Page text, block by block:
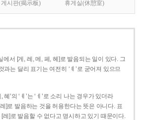
게시판(揭示板) 휴게실(休憩室)
에서 [게, 레, 메, 페, 헤]로 발음되는 일이 있다. 그
과는 달리 표기는 여전히 ‘ㅖ’로 굳어져 있으므
혜’의 ‘ㅖ’는 ‘ㅔ’로 소리 나는 경우가 있더라
레]로 발음하는 것을 허용한다는 뜻은 아니다. 표
레]로 발음할 수 없다고 명시하고 있기 때문이다.